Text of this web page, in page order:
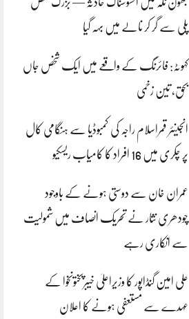
پلی سے گر کر نالے میں بہہ گیا
کہوٹہ: فائرنگ کے واقعے میں ایک شخص جاں
بحق، تین زخمی
انجینئر قمراسلام راجہ کی کمبوڈیا سے ہنگامی کال
پر چکری میں 16 افراد کا کامیاب ریسکیو
عمران خان سے دوستی ہونے کے باوجود
چودھری نثار نے تحریک انصاف میں شمولیت
سے انکاری رہے
علی امین گنڈاپور کا وزیراعلیٰ خیبرپختونخوا کے
عہدے سے مستعفی ہونے کا اعلان